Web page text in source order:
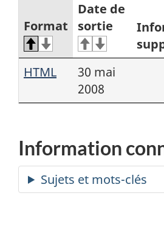
Format
Date de
sortie
HTML
30 mai
2008
Information